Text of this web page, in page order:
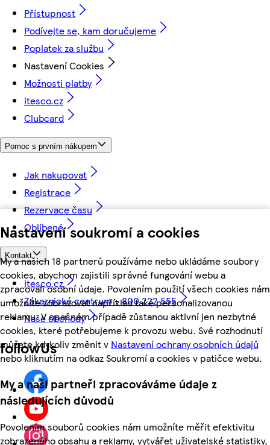
Nastavení soukromí a cookies
My a našich 18 partnerů používáme nebo ukládáme soubory
cookies, abychom zajistili správné fungování webu a
zpracovali osobní údaje. Povolením použití všech cookies nám
umožníte zobrazovat například také personalizovanou
reklamu. V opačném případě zůstanou aktivní jen nezbytné
cookies, které potřebujeme k provozu webu. Své rozhodnutí
můžete kdykoliv změnit v Nastavení ochrany osobních údajů
nebo kliknutím na odkaz Soukromí a cookies v patičce webu.
My a naši partneři zpracováváme údaje z
následujících důvodů
Povolením souborů cookies nám umožníte měřit efektivitu
zobrazeného obsahu a reklamy, vytvářet uživatelské statistiky,
Přístupnost
Podívejte se, kam doručujeme
Poplatek za službu
Nastavení Cookies
Možnosti platby
itesco.cz
Clubcard
Pomoc s prvním nákupem
Jak nakupovat
Registrace
Rezervace času
Oblíbené
Kontakt
itesco.cz
Zákaznické centrum - 800 222 555
Naše obchody
followUs